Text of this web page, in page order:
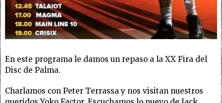
En este programa le damos un repaso a la XX Fira del
Disc de Palma.
Charlamos con Peter Terrassa y nos visitan nuestros